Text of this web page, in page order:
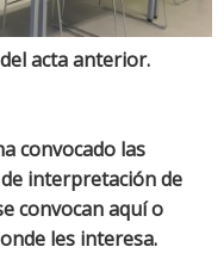
acta anterior.
convocado las
interpretación de
convocan aquí o
les interesa.